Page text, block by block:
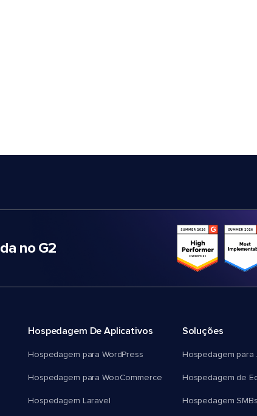
no G2
Hospedagem De Aplicativos
Hospedagem para WordPress
Hospedagem para WooCommerce
Hospedagem Laravel
Soluções
Hospedagem para
Hospedagem de
Hospedagem SMBs